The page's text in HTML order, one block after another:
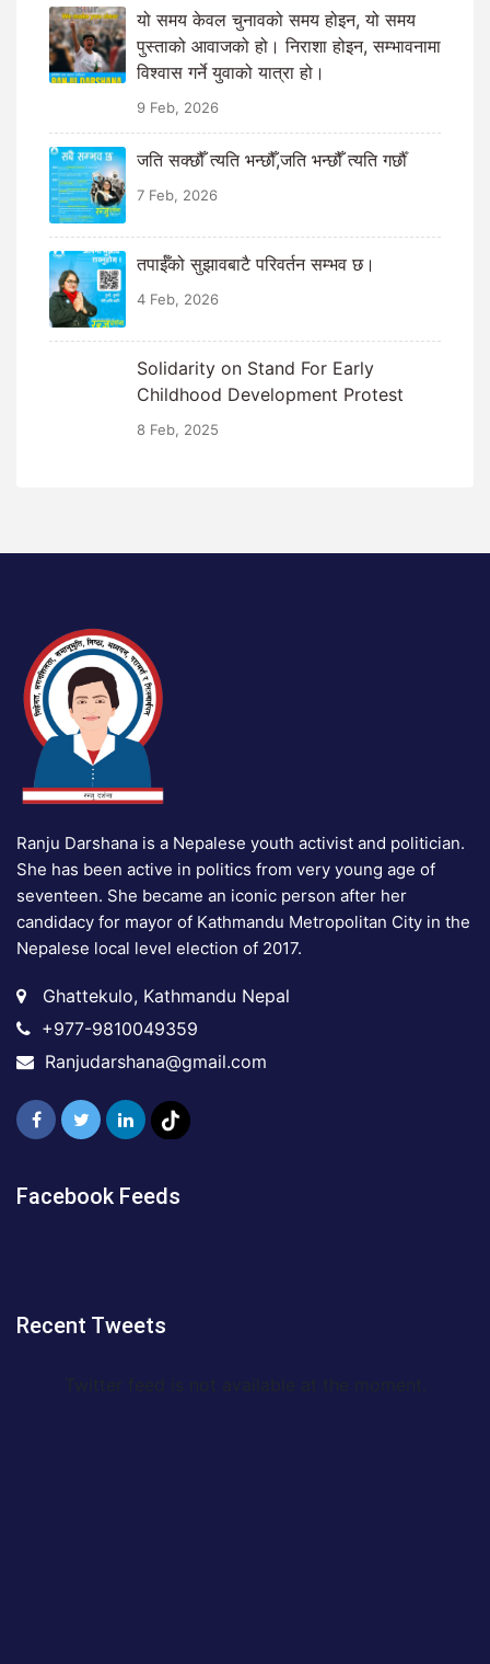
यो समय केवल चुनावको समय होइन, यो समय
पुस्ताको आवाजको हो। निराशा होइन, सम्भावनामा
विश्वास गर्ने युवाको यात्रा हो।
9 Feb, 2026
जति सक्छौँ त्यति भन्छौँ,जति भन्छौँ त्यति गर्छौँ
7 Feb, 2026
तपाईँको सुझावबाटै परिवर्तन सम्भव छ।
4 Feb, 2026
Solidarity on Stand For Early
Childhood Development Protest
8 Feb, 2025
Ranju Darshana is a Nepalese youth activist and politician.
She has been active in politics from very young age of
seventeen. She became an iconic person after her
candidacy for mayor of Kathmandu Metropolitan City in the
Nepalese local level election of 2017.
Ghattekulo, Kathmandu Nepal
+977-9810049359
Ranjudarshana@gmail.com
Facebook Feeds
Recent Tweets
Twitter feed is not available at the moment.